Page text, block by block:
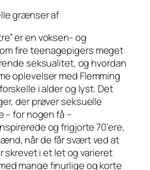
grænser af
er en voksen- og
fire teenagepigers meget
seksualitet, og hvordan
oplevelser med Flemming
i alder og lyst. Det
der prøver seksuelle
– for nogen få –
og frigjorte 70’ere,
når de får svært ved at
skrevet i et let og varieret
mange finurlige og korte